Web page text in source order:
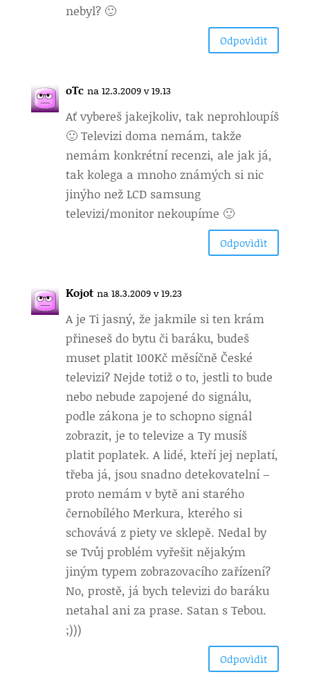
nebyl? 🙂
Odpovìdìt
oTc na 12.3.2009 v 19.13
Ať vybereš jakejkoliv, tak neprohloupíš
🙂 Televizi doma nemám, takže
nemám konkrétní recenzi, ale jak já,
tak kolega a mnoho známých si nic
jinýho než LCD samsung
televizi/monitor nekoupíme 🙂
Odpovìdìt
Kojot na 18.3.2009 v 19.23
A je Ti jasný, že jakmile si ten krám
přineseš do bytu či baráku, budeš
muset platit 100Kč měsíčně České
televizi? Nejde totiž o to, jestli to bude
nebo nebude zapojené do signálu,
podle zákona je to schopno signál
zobrazit, je to televize a Ty musíš
platit poplatek. A lidé, kteří jej neplatí,
třeba já, jsou snadno detekovatelní –
proto nemám v bytě ani starého
černobílého Merkura, kterého si
schovává z piety ve sklepě. Nedal by
se Tvůj problém vyřešit nějakým
jiným typem zobrazovacího zařízení?
No, prostě, já bych televizi do baráku
netahal ani za prase. Satan s Tebou.
;)))
Odpovìdìt